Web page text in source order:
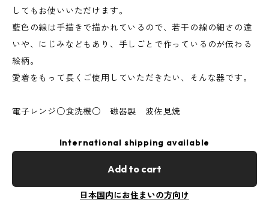
してもお使いいただけます。
藍色の線は手描きで描かれているので、若干の線の細さの違
いや、にじみなどもあり、手しごとで作っているのが伝わる
絵柄。
愛着をもって長くご使用していただきたい、そんな器です。
電子レンジ○食洗機○ 磁器製 波佐見焼
International shipping available
Add to cart
日本国内にお住まいの方向け